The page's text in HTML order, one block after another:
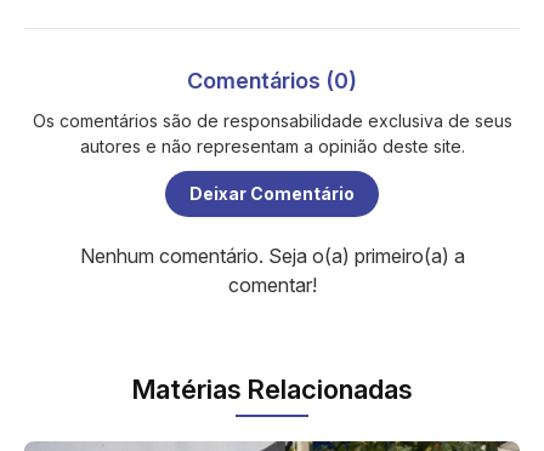
Comentários (0)
Os comentários são de responsabilidade exclusiva de seus
autores e não representam a opinião deste site.
Deixar Comentário
Nenhum comentário. Seja o(a) primeiro(a) a
comentar!
Matérias Relacionadas